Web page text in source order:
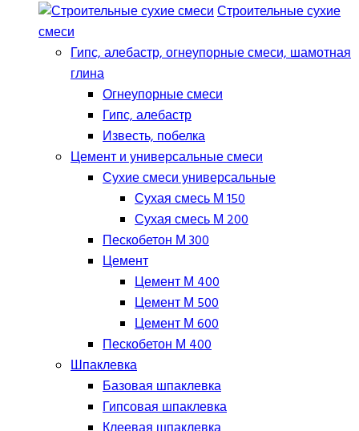
Строительные сухие
смеси
Гипс, алебастр, огнеупорные смеси, шамотная
глина
Огнеупорные смеси
Гипс, алебастр
Известь, побелка
Цемент и универсальные смеси
Сухие смеси универсальные
Сухая смесь М 150
Сухая смесь М 200
Пескобетон М 300
Цемент
Цемент М 400
Цемент М 500
Цемент М 600
Пескобетон М 400
Шпаклевка
Базовая шпаклевка
Гипсовая шпаклевка